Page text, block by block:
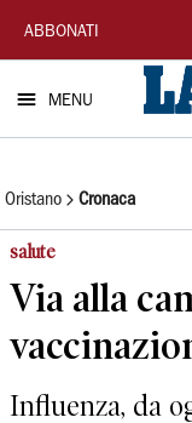
La
Nuova
Sardegna
ABBONATI
MENU
Oristano Cronaca
salute
Via alla
Influenza, da